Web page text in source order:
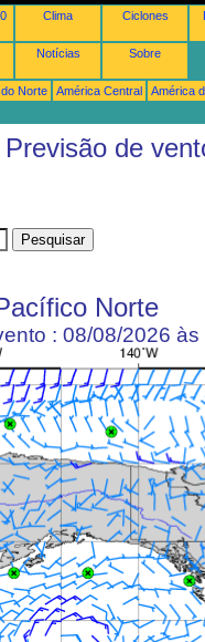
Clima Ciclones
Notícias Sobre
Norte América Central
América
de
Norte
: 08/08/2026 às